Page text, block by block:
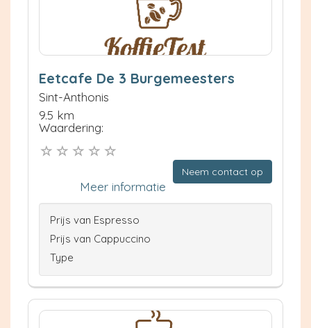
Eetcafe De 3 Burgemeesters
Sint-Anthonis
9.5 km
Waardering:
Neem contact op
Meer informatie
Prijs van Espresso
Prijs van Cappuccino
Type